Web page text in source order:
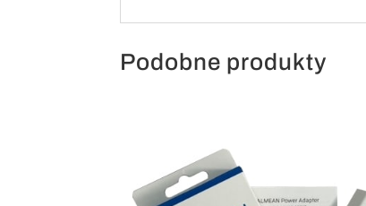
Podobne produkty